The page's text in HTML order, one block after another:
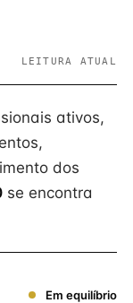
LEITURA ATUAL
ativos,
dos
se encontra
Em equilíbrio